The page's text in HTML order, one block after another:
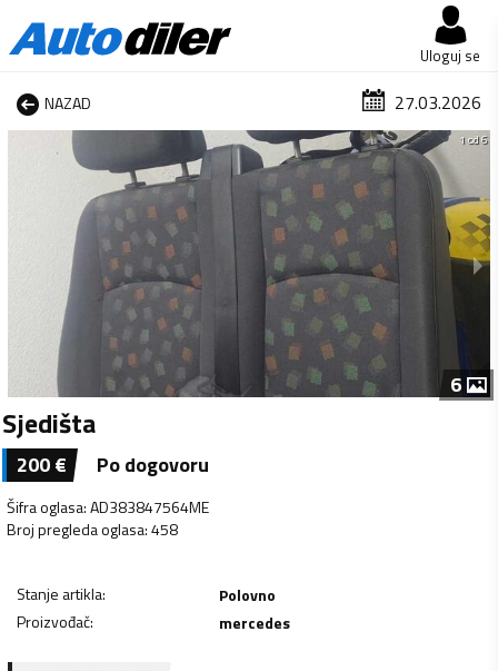
Uloguj se
NAZAD 27.03.2026
1 od 6
6
Sjedišta
200€ Po dogovoru
Šifra oglasa:AD383847564ME
Broj pregleda oglasa:458
Stanje artikla:
Polovno
Proizvođač: mercedes